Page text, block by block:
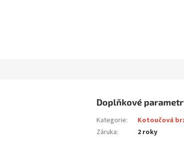
Doplňkové
Kategorie:
Kotoučová
Záruka: 2 roky